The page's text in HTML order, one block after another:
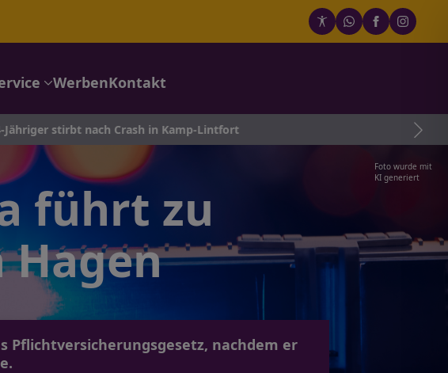
WerbenKontakt
Crash in Kamp-Lintfort
Foto wurde mit
KI generiert
führt zu
Hagen
Pflichtversicherungsgesetz, nachdem er